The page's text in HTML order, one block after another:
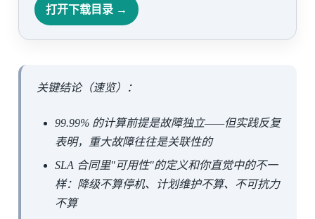
打开下载目录 →
关键结论（速览）：
99.99% 的计算前提是故障独立——但实践反复
表明，重大故障往往是关联性的
SLA 合同里"可用性"的定义和你直觉中的不一
样：降级不算停机、计划维护不算、不可抗力
不算